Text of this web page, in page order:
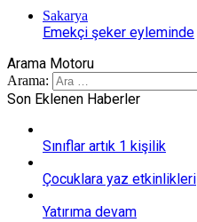
Sakarya
Emekçi şeker eyleminde
Arama Motoru
Arama:
Son Eklenen Haberler
Sınıflar artık 1 kişilik
Çocuklara yaz etkinlikleri
Yatırıma devam